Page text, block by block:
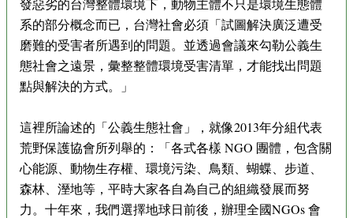
發惡劣的台灣整體環境下，動物主體不只是環境生態體
系的部分概念而已，台灣社會必須「試圖解決廣泛遭受
磨難的受害者所遇到的問題。並透過會議來勾勒公義生
態社會之遠景，彙整整體環境受害清單，才能找出問題
點與解決的方式。」
這裡所論述的「公義生態社會」，就像2013年分組代表
荒野保護協會所列舉的：「各式各樣 NGO 團體，包含關
心能源、動物生存權、環境污染、鳥類、蝴蝶、步道、
森林、溼地等，平時大家各自為自己的組織發展而努
力。十年來，我們選擇地球日前後，辦理全國NGOs 會